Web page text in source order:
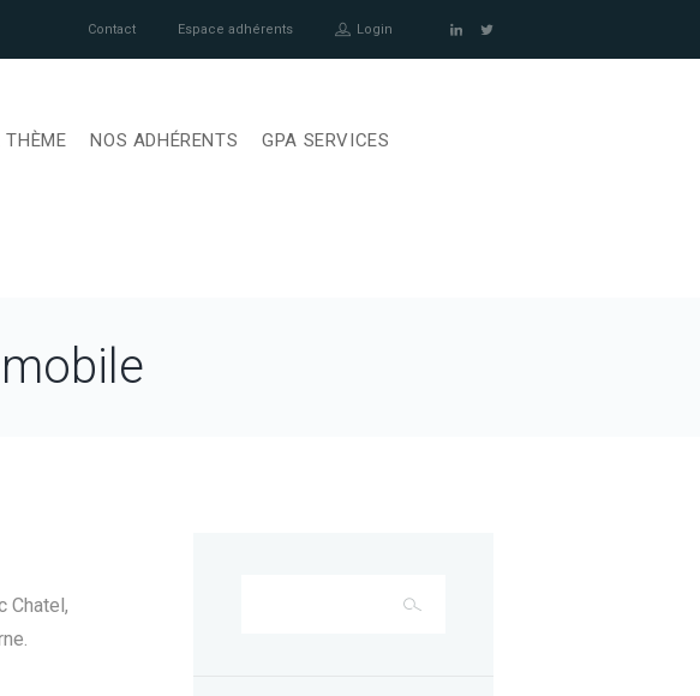
Contact Espace adhérents Login
THÈME NOS ADHÉRENTS GPA SERVICES
Chatel,